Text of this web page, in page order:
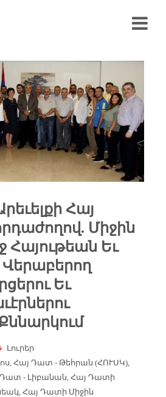
Հայ
Միջին
Հայութեան Եւ
Եւ
Լուրեր
,Հայ Դատ - Թեհրան (ՀՈՒՍԿ)
- Լիբանան ,Հայ Դատի
,Հայ Դատի Միջին